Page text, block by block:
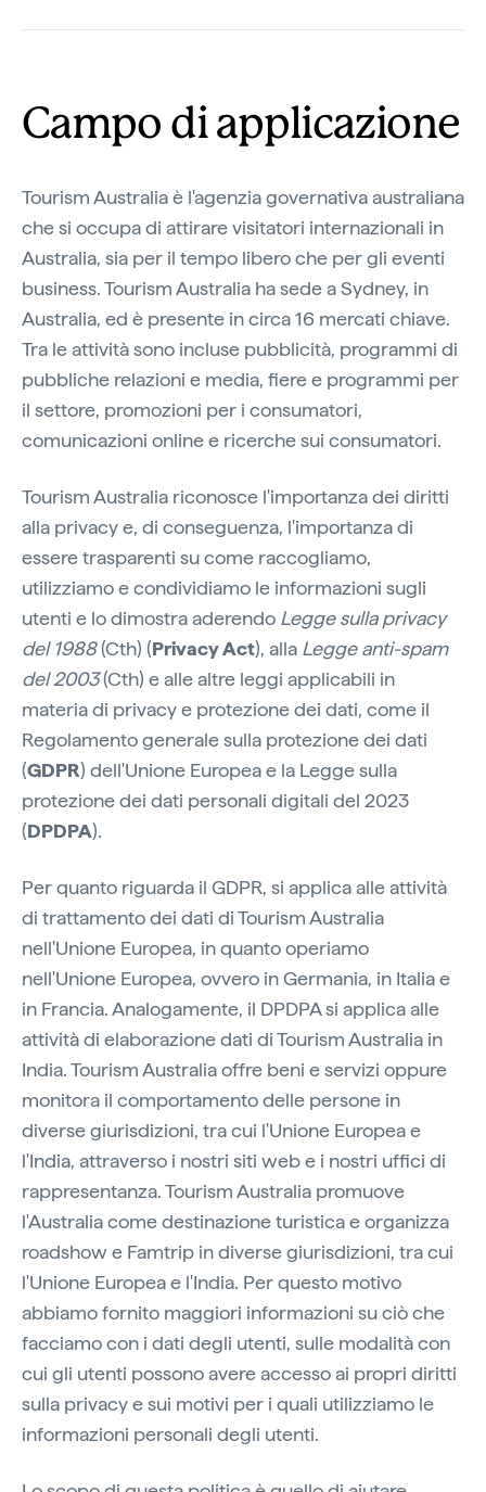
Campo di applicazione
Tourism Australia è l'agenzia governativa australiana
che si occupa di attirare visitatori internazionali in
Australia, sia per il tempo libero che per gli eventi
business. Tourism Australia ha sede a Sydney, in
Australia, ed è presente in circa 16 mercati chiave.
Tra le attività sono incluse pubblicità, programmi di
pubbliche relazioni e media, fiere e programmi per
il settore, promozioni per i consumatori,
comunicazioni online e ricerche sui consumatori.
Tourism Australia riconosce l'importanza dei diritti
alla privacy e, di conseguenza, l'importanza di
essere trasparenti su come raccogliamo,
utilizziamo e condividiamo le informazioni sugli
utenti e lo dimostra aderendo Legge sulla privacy
del 1988(Cth) (Privacy Act), alla Legge anti-spam
del 2003(Cth) e alle altre leggi applicabili in
materia di privacy e protezione dei dati, come il
Regolamento generale sulla protezione dei dati
(GDPR) dell'Unione Europea e la Legge sulla
protezione dei dati personali digitali del 2023
(DPDPA).
Per quanto riguarda il GDPR, si applica alle attività
di trattamento dei dati di Tourism Australia
nell'Unione Europea, in quanto operiamo
nell'Unione Europea, ovvero in Germania, in Italia e
in Francia. Analogamente, il DPDPA si applica alle
attività di elaborazione dati di Tourism Australia in
India. Tourism Australia offre beni e servizi oppure
monitora il comportamento delle persone in
diverse giurisdizioni, tra cui l'Unione Europea e
l'India, attraverso i nostri siti web e i nostri uffici di
rappresentanza. Tourism Australia promuove
l'Australia come destinazione turistica e organizza
roadshow e Famtrip in diverse giurisdizioni, tra cui
l'Unione Europea e l'India. Per questo motivo
abbiamo fornito maggiori informazioni su ciò che
facciamo con i dati degli utenti, sulle modalità con
cui gli utenti possono avere accesso ai propri diritti
sulla privacy e sui motivi per i quali utilizziamo le
informazioni personali degli utenti.